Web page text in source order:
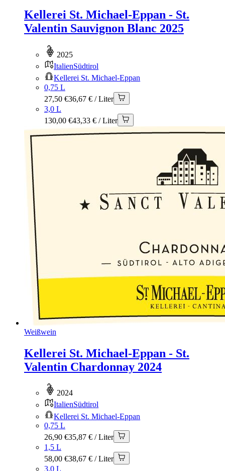
Kellerei St. Michael-Eppan - St.
Valentin Sauvignon Blanc 2025
2025
ItalienSüdtirol
Kellerei St. Michael-Eppan
0,75 L
27,50 €36,67 € / Liter
3,0 L
130,00 €43,33 € / Liter
Weißwein
Kellerei St. Michael-Eppan - St.
Valentin Chardonnay 2024
2024
ItalienSüdtirol
Kellerei St. Michael-Eppan
0,75 L
26,90 €35,87 € / Liter
1,5 L
58,00 €38,67 € / Liter
3,0 L